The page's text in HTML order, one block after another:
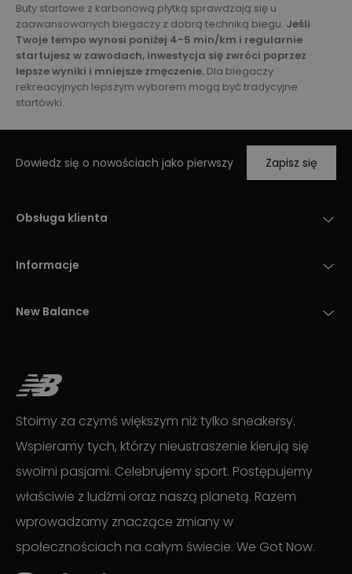
Buty startowe z karbonową płytką sprawdzają się u
zaawansowanych biegaczy z dobrą techniką biegu. Jeśli
Twoje tempo wynosi poniżej 4-5 min/km i regularnie
startujesz w zawodach, inwestycja się zwróci poprzez
lepsze wyniki i mniejsze zmęczenie. Dla biegaczy
rekreacyjnych lepszym wyborem mogą być tradycyjne
startówki.
Dowiedz się o nowościach jako pierwszy Zapisz się
Obsługa klienta
Informacje
New Balance
Stoimy za czymś większym niż tylko sneakersy.
Wspieramy tych, którzy nieustraszenie kierują się
swoimi pasjami. Celebrujemy sport. Postępujemy
właściwie z ludźmi oraz naszą planetą. Razem
wprowadzamy znaczące zmiany w
społecznościach na całym świecie. We Got Now.